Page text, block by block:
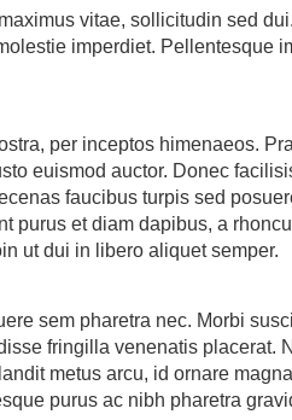
vitae, sollicitudin sed
imperdiet. Pellentesque
per inceptos himenaeos.
euismod auctor. Donec
faucibus turpis sed
purus et diam dapibus, a
ut dui in libero aliquet semper.
sem pharetra nec. Morbi
fringilla venenatis placerat.
metus arcu, id ornare
purus ac nibh pharetra